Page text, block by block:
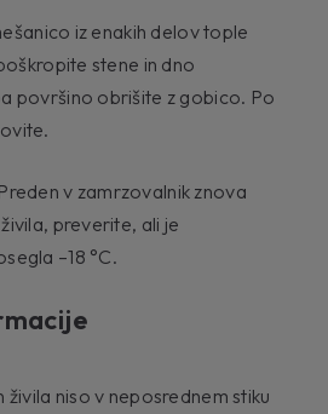
iz enakih delov tople
stene in dno
površino obrišite z gobico. Po
v zamrzovalnik znova
preverite, ali je
–18 °C.
živila niso v neposrednem stiku